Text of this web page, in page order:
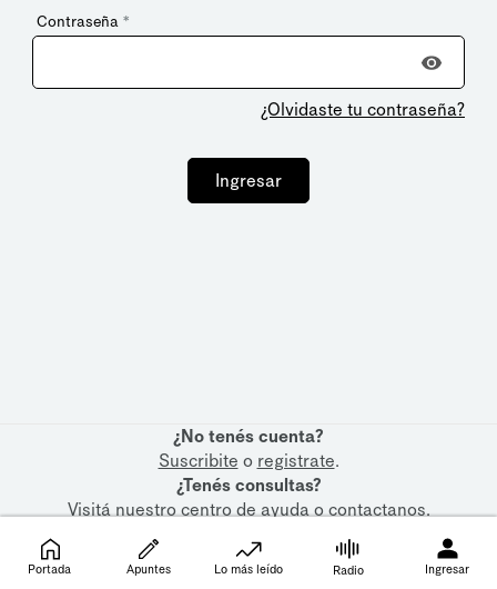
Contraseña *
¿Olvidaste tu contraseña?
Ingresar
¿No tenés cuenta?
Suscribite o registrate.
¿Tenés consultas?
Visitá nuestrocentro de ayudaocontactanos.
Portada Apuntes Lo más leído Radio Ingresar